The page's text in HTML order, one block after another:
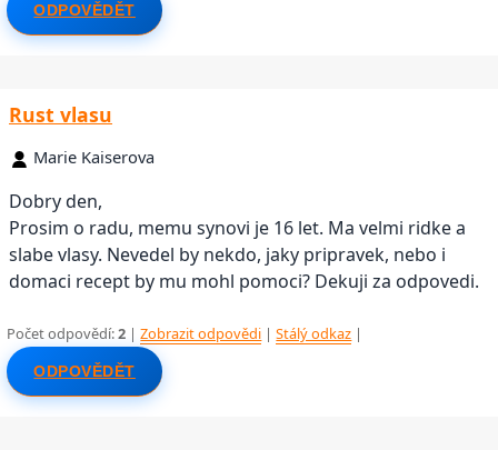
ODPOVĚDĚT
Rust vlasu
Marie Kaiserova
Dobry den,
Prosim o radu, memu synovi je 16 let. Ma velmi ridke a
slabe vlasy. Nevedel by nekdo, jaky pripravek, nebo i
domaci recept by mu mohl pomoci? Dekuji za odpovedi.
Počet odpovědí:2 |Zobrazit odpovědi |Stálý odkaz |
ODPOVĚDĚT